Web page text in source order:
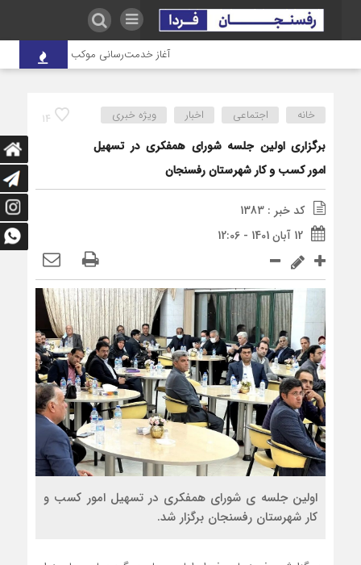
آغاز خدمت‌رسانی موکب درمانی شهدای
14 خانه اجتماعی اخبار ویژه خبری
برگزاری اولین جلسه شورای همفکری در تسهیل
امور کسب و کار شهرستان رفسنجان
کد خبر : 1383
12 آبان 1401 - 12:06
اولین جلسه ی شورای همفکری در تسهیل امور کسب و
کار شهرستان رفسنجان برگزار شد.